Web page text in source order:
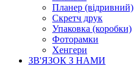
Планер (відривний)
Скретч друк
Упаковка (коробки)
Фоторамки
Хенгери
ЗВ'ЯЗОК З НАМИ